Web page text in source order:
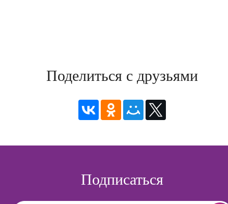
Поделиться с друзьями
Подписаться